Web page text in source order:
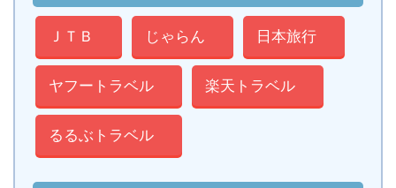
ＪＴＢ じゃらん 日本旅行
ヤフートラベル 楽天トラベル
るるぶトラベル